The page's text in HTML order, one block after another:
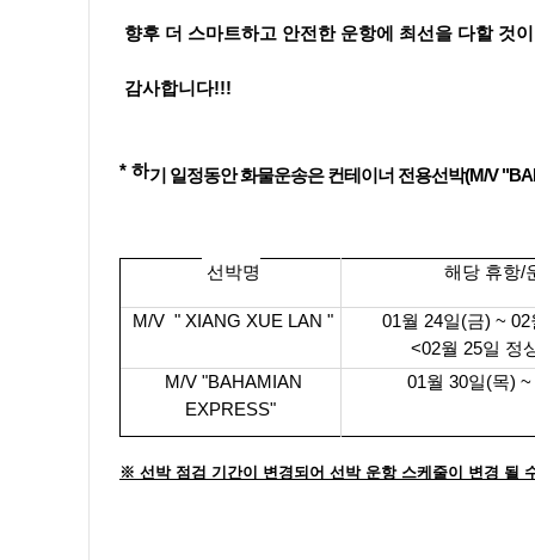
향후 더 스마트하고 안전한 운항에 최선을 다할 것
감사합니다!!!
* 하기 일정동안 화물운송은 컨테이너 전용선박(M/V
선박명 해당 휴항/
M/V " XIANG XUE LAN "
01월 24일(금) ~
<02월 25일 정
M/V "BAHAMIAN
EXPRESS"
01월 30일(목)
※ 선박 점검 기간이 변경되어 선박 운항 스케줄이 변경 될